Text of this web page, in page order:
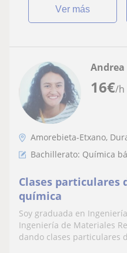
ver más
16€/h
Andrea
Amorebieta-Etxano,
Bachillerato: Química
Clases particulares
química
Soy graduada en
Ingeniería de Materiales
dando clases particulares